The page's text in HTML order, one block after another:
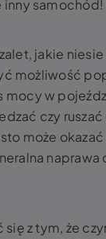
inny samochód!
jakie
możliwość
mocy w
czy ruszać
może
się z tym, że